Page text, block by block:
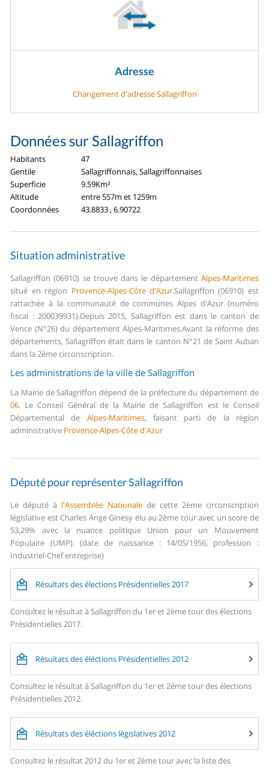
Adresse
Changement d'adresse Sallagriffon
Données sur Sallagriffon
Habitants
47
Gentile
Sallagriffonnais, Sallagriffonnaises
Superficie
9.59Km²
Altitude
entre 557m et 1259m
Coordonnées
43.8833 , 6.90722
Situation administrative
Sallagriffon (06910) se trouve dans le département Alpes-Maritimes
situé en région Provence-Alpes-Côte d'Azur.Sallagriffon (06910) est
rattachée à la communauté de communes Alpes d'Azur (numéro
fiscal : 200039931).Depuis 2015, Sallagriffon est dans le canton de
Vence (N°26) du département Alpes-Maritimes.Avant la réforme des
départements, Sallagriffon était dans le canton N°21 de Saint Auban
dans la 2ème circonscription.
Les administrations de la ville de Sallagriffon
La Mairie de Sallagriffon dépend de la préfecture du département de
06. Le Conseil Général de la Mairie de Sallagriffon est le Conseil
Départemental de Alpes-Maritimes, faisant parti de la région
administrative Provence-Alpes-Côte d'Azur
Député pour représenter Sallagriffon
Le député à l'Assemblée Nationale de cette 2ème circonscription
législative est Charles Ange Ginesy élu au 2ème tour avec un score de
53,29% avec la nuance politique Union pour un Mouvement
Populaire (UMP). (date de naissance : 14/05/1956, profession :
Industriel-Chef entreprise)
Résultats des élections Présidentielles 2017
Consultez le résultat à Sallagriffon du 1er et 2ème tour des élections
Présidentielles 2017.
Résultats des éléctions Présidentielles 2012
Consultez le résultat à Sallagriffon du 1er et 2ème tour des élections
Présidentielles 2012.
Résultats des éléctions législatives 2012
Consultez le résultat 2012 du 1er et 2ème tour avec la liste des